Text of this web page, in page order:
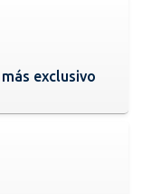
exclusivo